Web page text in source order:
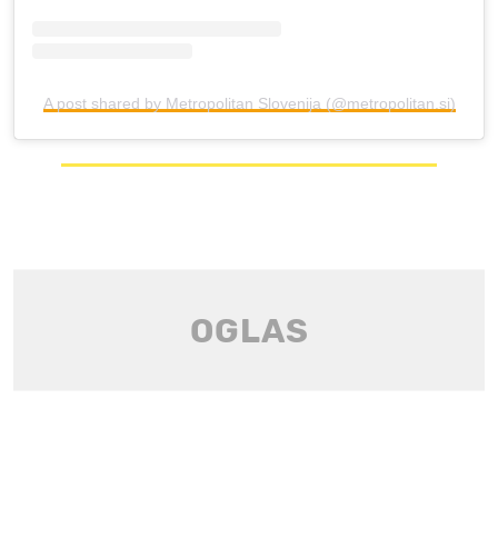
A post shared by Metropolitan Slovenija (@metropolitan.si)